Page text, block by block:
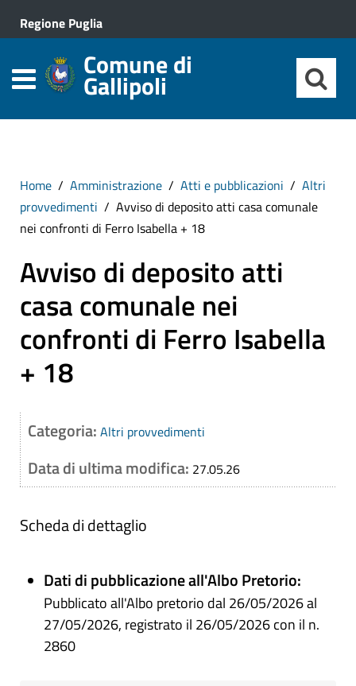
Regione Puglia
Comune di
Gallipoli
Home Amministrazione Atti e pubblicazioni
Altri
provvedimenti
Avviso di deposito atti casa comunale
nei confronti di Ferro Isabella + 18
Avviso di deposito atti
casa comunale nei
confronti di Ferro Isabella
+ 18
Categoria: Altri provvedimenti
Data di ultima modifica: 27.05.26
Scheda di dettaglio
Dati di pubblicazione all'Albo Pretorio:
Pubblicato all'Albo pretorio dal 26/05/2026 al
27/05/2026, registrato il 26/05/2026 con il n.
2860